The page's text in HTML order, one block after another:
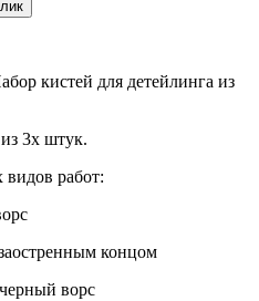
кистей для детейлинга из
3х штук.
видов работ:
концом
ворс